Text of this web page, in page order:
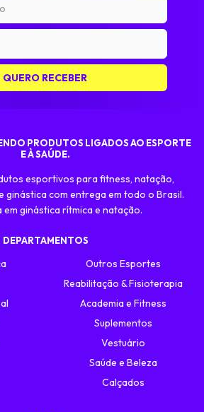
PRODUTOS LIGADOS AO ESPORTE
E À SAÚDE.
esportivos para fitness, natação,
ginástica com entrega em todo o Brasil.
em ginástica rítmica e natação.
DEPARTAMENTOS
Outros Esportes
Reabilitação & Fisioterapia
Academia e Fitness
Suplementos
Vestuário
Saúde e Beleza
Calçados